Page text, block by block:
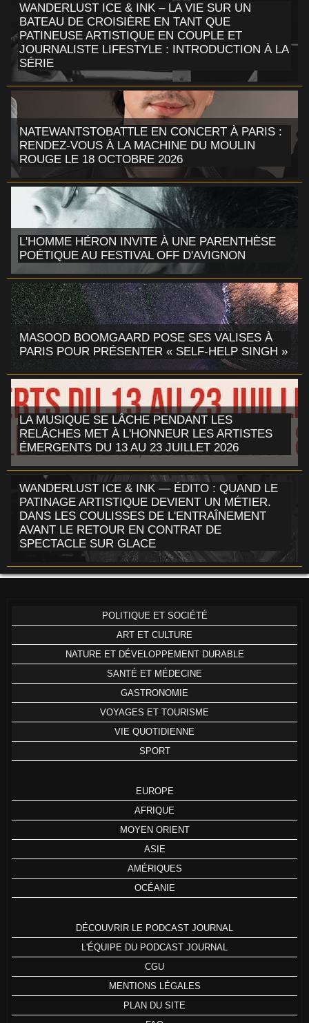
WANDERLUST ICE & INK – LA VIE SUR UN
BATEAU DE CROISIÈRE EN TANT QUE
PATINEUSE ARTISTIQUE EN COUPLE ET
JOURNALISTE LIFESTYLE : INTRODUCTION À LA
SÉRIE
NATEWANTSTOBATTLE EN CONCERT À PARIS :
RENDEZ-VOUS À LA MACHINE DU MOULIN
ROUGE LE 18 OCTOBRE 2026
L'HOMME HÉRON INVITE À UNE PARENTHÈSE
POÉTIQUE AU FESTIVAL OFF D'AVIGNON
MASOOD BOOMGAARD POSE SES VALISES À
PARIS POUR PRÉSENTER « SELF-HELP SINGH »
LA MUSIQUE SE LÂCHE PENDANT LES
RELÂCHES MET À L'HONNEUR LES ARTISTES
ÉMERGENTS DU 13 AU 23 JUILLET 2026
WANDERLUST ICE & INK — ÉDITO : QUAND LE
PATINAGE ARTISTIQUE DEVIENT UN MÉTIER.
DANS LES COULISSES DE L'ENTRAÎNEMENT
AVANT LE RETOUR EN CONTRAT DE
SPECTACLE SUR GLACE
POLITIQUE ET SOCIÉTÉ
ART ET CULTURE
NATURE ET DÉVELOPPEMENT DURABLE
SANTÉ ET MÉDECINE
GASTRONOMIE
VOYAGES ET TOURISME
VIE QUOTIDIENNE
SPORT
EUROPE
AFRIQUE
MOYEN ORIENT
ASIE
AMÉRIQUES
OCÉANIE
DÉCOUVRIR LE PODCAST JOURNAL
L'ÉQUIPE DU PODCAST JOURNAL
CGU
MENTIONS LÉGALES
PLAN DU SITE